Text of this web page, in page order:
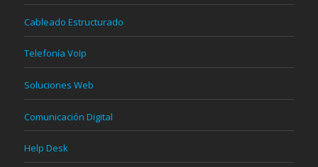
Cableado Estructurado
Telefonía VoIp
Soluciones Web
Comunicación Digital
Help Desk